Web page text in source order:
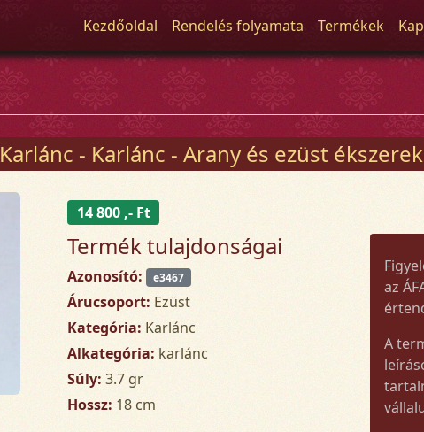
Kezdőoldal Rendelés folyamata Termékek
Karlánc - Karlánc - Arany és ezüst ékszerek
14 800 ,- Ft
Termék tulajdonságai
Azonosító: e3467
Árucsoport: Ezüst
Kategória: Karlánc
Alkategória: karlánc
Súly: 3.7 gr
Hossz: 18 cm
az
A